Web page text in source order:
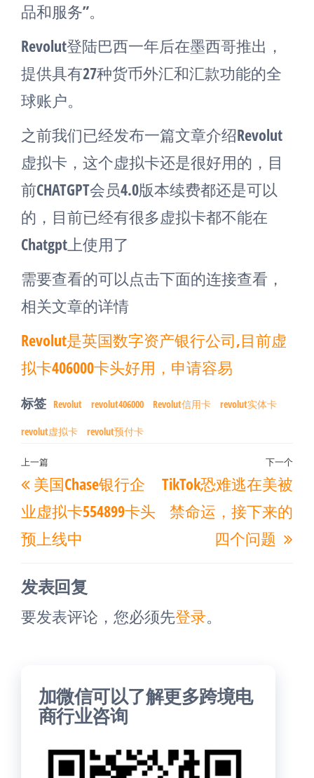
品和服务”。
Revolut登陆巴西一年后在墨西哥推出，
提供具有27种货币外汇和汇款功能的全
球账户。
之前我们已经发布一篇文章介绍Revolut
虚拟卡，这个虚拟卡还是很好用的，目
前CHATGPT会员4.0版本续费都还是可以
的，目前已经有很多虚拟卡都不能在
Chatgpt上使用了
需要查看的可以点击下面的连接查看，
相关文章的详情
Revolut是英国数字资产银行公司,目前虚
拟卡406000卡头好用，申请容易
标签 Revolut revolut406000 Revolut信用卡 revolut实体卡
revolut虚拟卡 revolut预付卡
文
章
导
航
上
一
篇
文
章
上一篇
美国Chase银行企
业虚拟卡554899卡头
预上线中
下
下一个
TikTok恐难逃在美被
禁命运，接下来的
四个问题
发表回复
要发表评论，您必须先登录。
加微信可以了解更多跨境电
商行业咨询